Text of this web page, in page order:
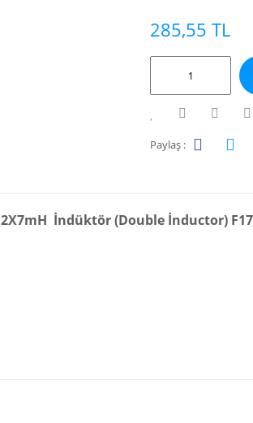
285,55 TL
Paylaş :
2X7mH İndüktör (Double İnductor)